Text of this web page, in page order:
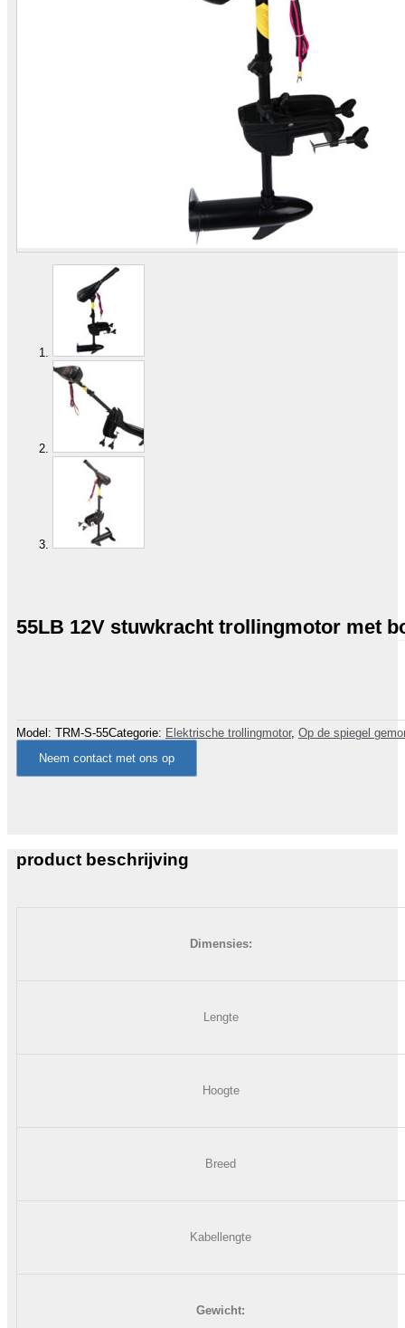
55LB 12V stuwkracht trollingmotor met
Model: TRM-S-55Categorie: Elektrische trollingmotor, Op de spiegel
Neem contact met ons op
product beschrijving
Dimensies:
Lengte
Hoogte
Breed
Kabellengte
Gewicht: